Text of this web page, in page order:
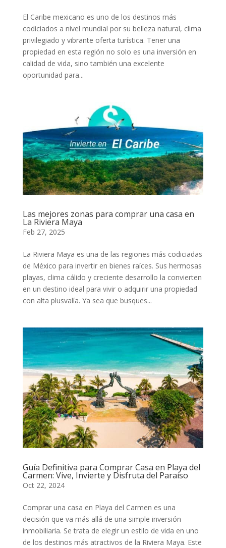
El Caribe mexicano es uno de los destinos más
codiciados a nivel mundial por su belleza natural, clima
privilegiado y vibrante oferta turística. Tener una
propiedad en esta región no solo es una inversión en
calidad de vida, sino también una excelente
oportunidad para...
Las mejores zonas para comprar una casa en
La Riviera Maya
Feb 27, 2025
La Riviera Maya es una de las regiones más codiciadas
de México para invertir en bienes raíces. Sus hermosas
playas, clima cálido y creciente desarrollo la convierten
en un destino ideal para vivir o adquirir una propiedad
con alta plusvalía. Ya sea que busques...
Guía Definitiva para Comprar Casa en Playa del
Carmen: Vive, Invierte y Disfruta del Paraíso
Oct 22, 2024
Comprar una casa en Playa del Carmen es una
decisión que va más allá de una simple inversión
inmobiliaria. Se trata de elegir un estilo de vida en uno
de los destinos más atractivos de la Riviera Maya. Este